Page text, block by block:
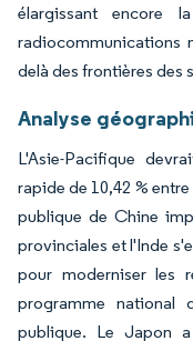
élargissant encore
radiocommunications
delà des frontières des
Analyse
L'Asie-Pacifique
rapide de 10,42 %
publique de Chine
provinciales et l'Inde
pour moderniser les
programme national
publique. Le Japon